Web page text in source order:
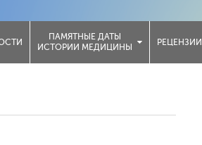
ПАМЯТНЫЕ ДАТЫ
ИСТОРИИ МЕДИЦИНЫ
РЕЦЕНЗИИ